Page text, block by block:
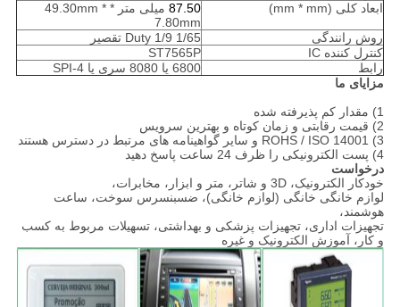
ابعاد کلی (mm * mm)
87.50
میلی متر * 49.30mm *
7.80mm
روش رانندگی
1/65 Duty 1/9 تقصیر
کنترل کننده IC
ST7565P
رابط
6800 یا 8080 سری یا SPI-4
مزایای ما
1) مقدار کم پذیرفته شده
2) قیمت رقابتی و زمان کوتاه و بهترین سرویس
3) ROHS / ISO 14001 و سایر گواهینامه های مرتبط در دسترس هستند
4) پست الکترونیکی را ظرف 24 ساعت پاسخ دهید
درخواست
خودکار الکترونیک، 3D و شاتر، متر و ابزار، مخابرات،
لوازم خانگی خانگی (لوازم خانگی)، ضسبنسرس سوخت، ساعت
هوشمند،
تجهیزات اداری، تجهیزات پزشکی و بهداشتی، تسهیلات مربوط به کسب
و کار، آموزش الکترونیک و غیره